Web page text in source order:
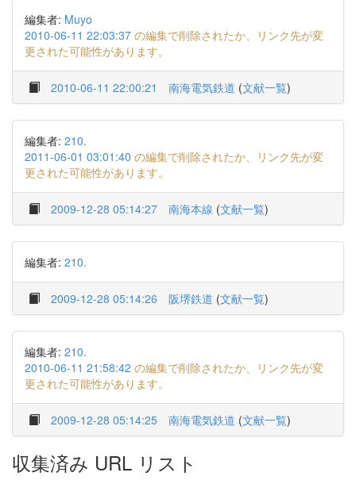
編集者: Muyo
2010-06-11 22:03:37 の編集で削除されたか、リンク先が変
更された可能性があります。
2010-06-11 22:00:21 南海電気鉄道 (文献一覧)
編集者: 210.
2011-06-01 03:01:40 の編集で削除されたか、リンク先が変
更された可能性があります。
2009-12-28 05:14:27 南海本線 (文献一覧)
編集者: 210.
2009-12-28 05:14:26 阪堺鉄道 (文献一覧)
編集者: 210.
2010-06-11 21:58:42 の編集で削除されたか、リンク先が変
更された可能性があります。
2009-12-28 05:14:25 南海電気鉄道 (文献一覧)
収集済み URL リスト